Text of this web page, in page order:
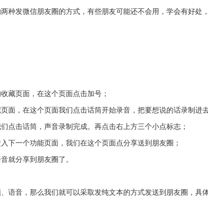
种发微信朋友圈的方式，有些朋友可能还不会用，学会有好处，
藏页面，在这个页面点击加号；
面，在这个页面我们点击话筒开始录音，把要想说的话录制进
点击话筒，声音录制完成。再点击右上方三个小点标志；
下一个功能页面，我们在这个页面点分享送到朋友圈；
就分享到朋友圈了。
语音，那么我们就可以采取发纯文本的方式发送到朋友圈，具